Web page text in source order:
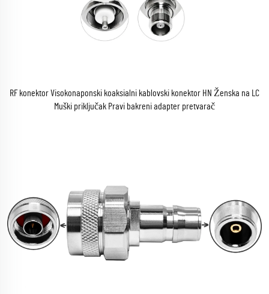
RF konektor Visokonaponski koaksialni kablovski konektor HN Ženska na LC
Muški priključak Pravi bakreni adapter pretvarač